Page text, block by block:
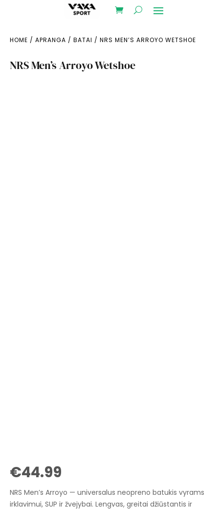
HOME / APRANGA / BATAI / NRS MEN’S ARROYO WETSHOE
NRS Men’s Arroyo Wetshoe
€44.99
NRS Men’s Arroyo — universalus neopreno batukis vyrams
irklavimui, SUP ir žvejybai. Lengvas, greitai džiūstantis ir